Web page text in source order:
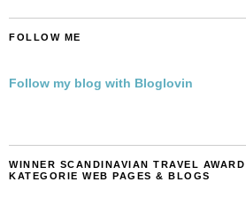
FOLLOW ME
Follow my blog with Bloglovin
WINNER SCANDINAVIAN TRAVEL
KATEGORIE WEB PAGES & BLOGS